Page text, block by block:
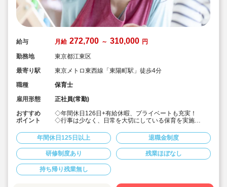
給与 月給 272,700 ～ 310,000 円
勤務地
東京都江東区
最寄り駅
東京メトロ東西線「東陽町駅」徒歩4分
職種
保育士
雇用形態
正社員(常勤)
おすすめ
ポイント
◇年間休日126日+有給休暇、プライベートも充実！
◇行事は少なく、日常を大切にしている保育を実施
にしています。
◇産休・育休からの復帰（男性の育休実績あり）、時短
勤務実績多数で働きやすい職場です
◇ヘアカラーは自由。髪色の制限なし。
◇20代で経験少ない方もノビノビ働きやすい環境
◇書き物のICT化も進めており持ち帰り業務/残業ほぼな
し。
◇残業した場合の代は1分単位で支給されます
年間休日125日以上 退職金制度
研修制度あり 残業ほぼなし
持ち帰り残業無し